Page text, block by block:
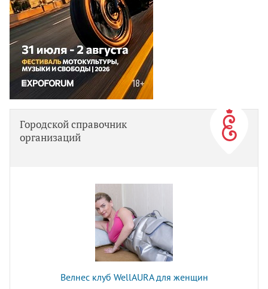
Городской справочник
организаций
Велнес клуб WellAURA для женщин